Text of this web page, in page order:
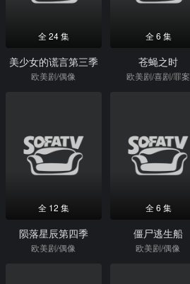
全 24 集
美少女的谎言第三季
欧美剧/偶像
全 6 集
苍蝇之时
欧美剧/喜剧/罪案
全 12 集
陨落星辰第四季
欧美剧/偶像
全 6 集
僵尸逃生船
欧美剧/偶像